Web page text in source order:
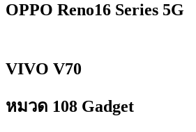
OPPO Reno16 Series 5G
VIVO V70
หมวด 108 Gadget